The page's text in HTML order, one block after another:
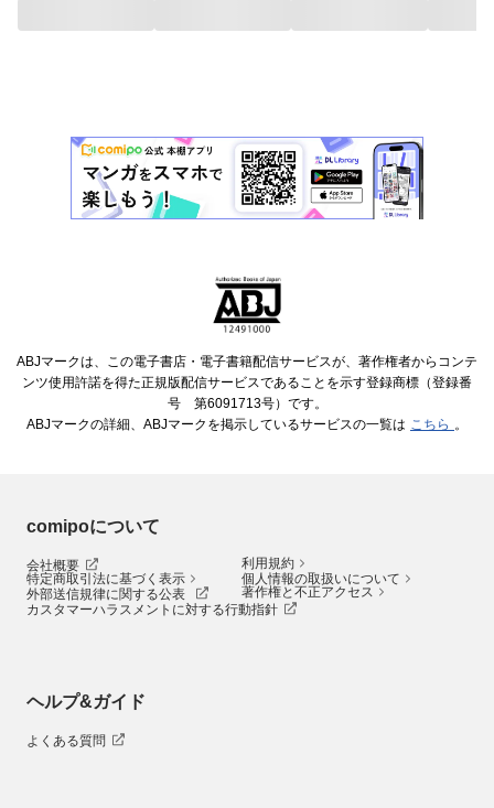
ABJマークは、この電子書店・電子書籍配信サービスが、著作権者からコンテ
ンツ使用許諾を得た正規版配信サービスであることを示す登録商標（登録番
号 第6091713号）です。
ABJマークの詳細、ABJマークを掲示しているサービスの一覧は こちら 。
comipoについて
会社概要
利用規約
特定商取引法に基づく表示
個人情報の取扱いについて
外部送信規律に関する公表
著作権と不正アクセス
カスタマーハラスメントに対する行動指針
ヘルプ&ガイド
よくある質問